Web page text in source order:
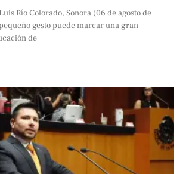
Río Colorado, Sonora (06 de agosto de
gesto puede marcar una gran
de